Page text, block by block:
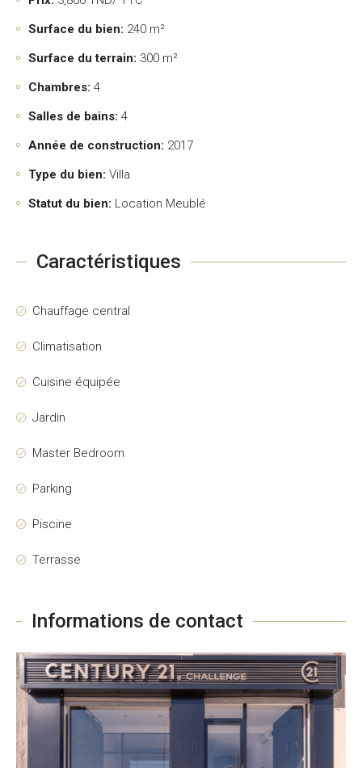
Surface du bien: 240 m²
Surface du terrain: 300 m²
Chambres: 4
Salles de bains: 4
Année de construction: 2017
Type du bien: Villa
Statut du bien: Location Meublé
Caractéristiques
Chauffage central
Climatisation
Cuisine équipée
Jardin
Master Bedroom
Parking
Piscine
Terrasse
Informations de contact